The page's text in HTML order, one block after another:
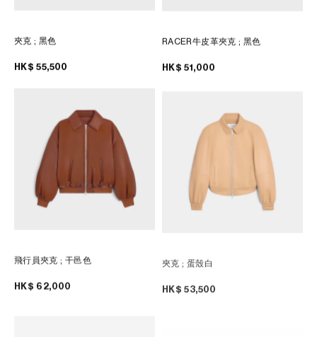
夾克; 黑色
HK$ 55,500
RACER牛皮革夾克 ; 黑色
HK$ 51,000
飛行員夾克; 干邑色
HK$ 62,000
夾克 ; 蛋殼白
HK$ 53,500